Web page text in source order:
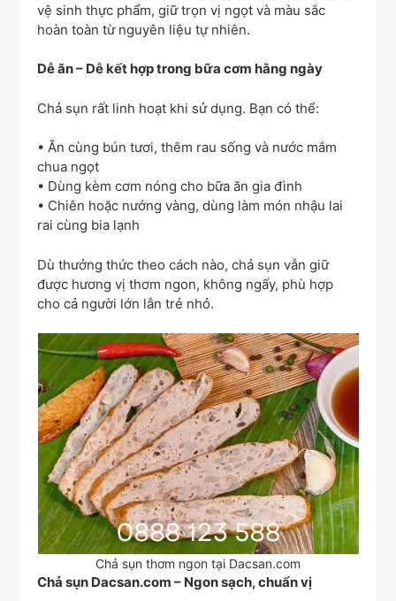
vệ sinh thực phẩm, giữ trọn vị ngọt và màu sắc
hoàn toàn từ nguyên liệu tự nhiên.
Dễ ăn – Dễ kết hợp trong bữa cơm hằng ngày
Chả sụn rất linh hoạt khi sử dụng. Bạn có thể:
• Ăn cùng bún tươi, thêm rau sống và nước mắm
chua ngọt
• Dùng kèm cơm nóng cho bữa ăn gia đình
• Chiên hoặc nướng vàng, dùng làm món nhậu lai
rai cùng bia lạnh
Dù thưởng thức theo cách nào, chả sụn vẫn giữ
được hương vị thơm ngon, không ngấy, phù hợp
cho cả người lớn lẫn trẻ nhỏ.
Chả sụn thơm ngon tại Dacsan.com
Chả sụn Dacsan.com – Ngon sạch, chuẩn vị